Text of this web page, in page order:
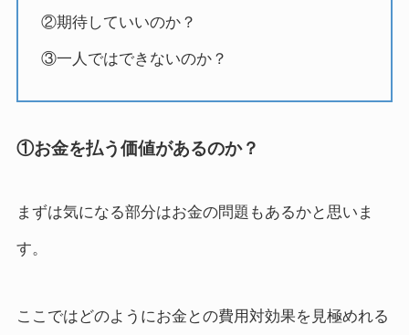
②期待していいのか？
③一人ではできないのか？
①お金を払う価値があるのか？
まずは気になる部分はお金の問題もあるかと思いま
す。
ここではどのようにお金との費用対効果を見極めれる